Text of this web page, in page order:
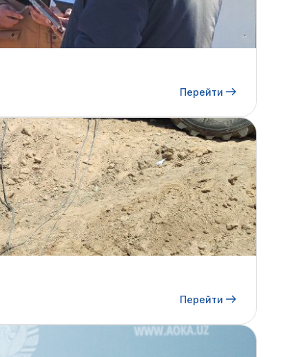
Перейти
Перейти